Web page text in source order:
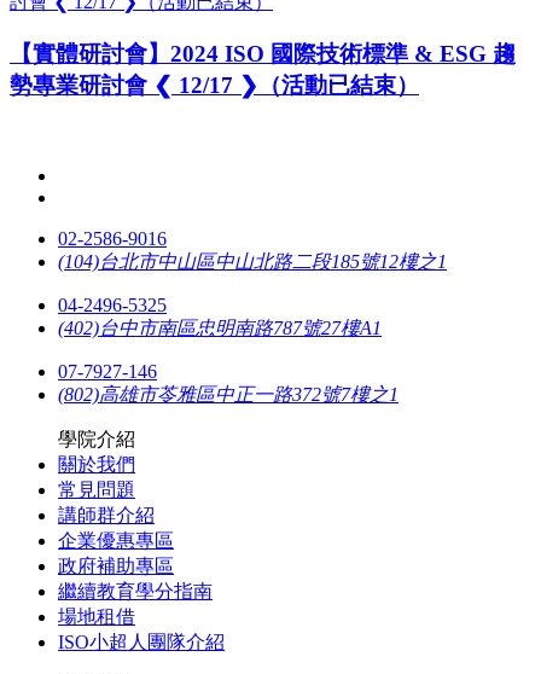
【實體研討會】2024 ISO 國際技術標準 & ESG 趨
勢專業研討會 ❮ 12/17 ❯（活動已結束）
02-2586-9016
(104)台北市中山區中山北路二段185號12樓之1
04-2496-5325
(402)台中市南區忠明南路787號27樓A1
07-7927-146
(802)高雄市苓雅區中正一路372號7樓之1
學院介紹
關於我們
常見問題
講師群介紹
企業優惠專區
政府補助專區
繼續教育學分指南
場地租借
ISO小超人團隊介紹